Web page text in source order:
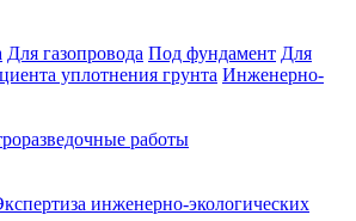
Для газопровода Под фундамент Для
уплотнения грунта Инженерно-
работы
инженерно-экологических